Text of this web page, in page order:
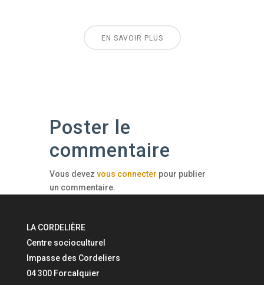
EN SAVOIR PLUS
Poster le
commentaire
Vous devez vous connecter pour publier
un commentaire.
LA CORDELIÈRE
Centre socioculturel
Impasse des Cordeliers
04 300 Forcalquier